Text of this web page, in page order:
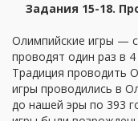
Задания 15-18.
Олимпийские игры —
проводят один раз в 4
Традиция проводить
игры проводились в
до нашей эры по 393